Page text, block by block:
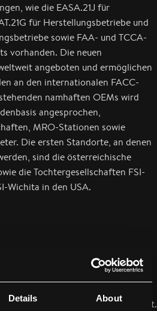
Details About
wie die EASA.21J für
für Herstellungsbetriebe und
sowie FAA- und TCCA-
vorhanden. Die neuen
angeboten und ermöglichen
an den internationalen FACC-
namhaften OEMs wird
angesprochen,
MRO-Stationen sowie
Die ersten Standorte, an denen
sind die österreichische
die Tochtergesellschaften FSI-
Wichita in den USA.
Airlines
Originalteile-Hersteller und
Flugzeughersteller weltweit.